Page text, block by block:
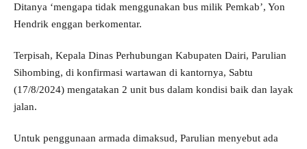
Ditanya ‘mengapa tidak menggunakan bus milik Pemkab’, Yon
Hendrik enggan berkomentar.
Terpisah, Kepala Dinas Perhubungan Kabupaten Dairi, Parulian
Sihombing, di konfirmasi wartawan di kantornya, Sabtu
(17/8/2024) mengatakan 2 unit bus dalam kondisi baik dan layak
jalan.
Untuk penggunaan armada dimaksud, Parulian menyebut ada